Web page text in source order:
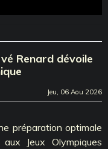
Renard dévoile
Jeu, 06 Aou 2026
préparation optimale
Jeux Olympiques